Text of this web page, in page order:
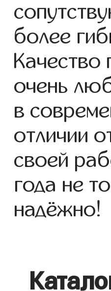
более
очень
в
отличии
своей
года не
надёжно!